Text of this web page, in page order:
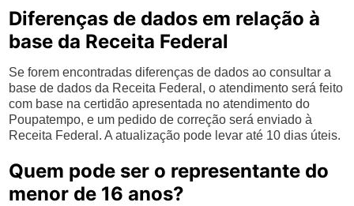
Diferenças de dados em relação à
base da Receita Federal
Se forem encontradas diferenças de dados ao consultar a
base de dados da Receita Federal, o atendimento será feito
com base na certidão apresentada no atendimento do
Poupatempo, e um pedido de correção será enviado à
Receita Federal. A atualização pode levar até 10 dias úteis.
Quem pode ser o representante do
menor de 16 anos?